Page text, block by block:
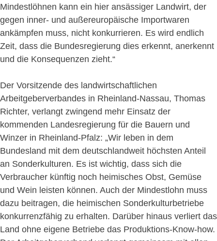
Mindestlöhnen kann ein hier ansässiger Landwirt, der
gegen inner- und außereuropäische Importwaren
ankämpfen muss, nicht konkurrieren. Es wird endlich
Zeit, dass die Bundesregierung dies erkennt, anerkennt
und die Konsequenzen zieht.“
Der Vorsitzende des landwirtschaftlichen
Arbeitgeberverbandes in Rheinland-Nassau, Thomas
Richter, verlangt zwingend mehr Einsatz der
kommenden Landesregierung für die Bauern und
Winzer in Rheinland-Pfalz: „Wir leben in dem
Bundesland mit dem deutschlandweit höchsten Anteil
an Sonderkulturen. Es ist wichtig, dass sich die
Verbraucher künftig noch heimisches Obst, Gemüse
und Wein leisten können. Auch der Mindestlohn muss
dazu beitragen, die heimischen Sonderkulturbetriebe
konkurrenzfähig zu erhalten. Darüber hinaus verliert das
Land ohne eigene Betriebe das Produktions-Know-how.